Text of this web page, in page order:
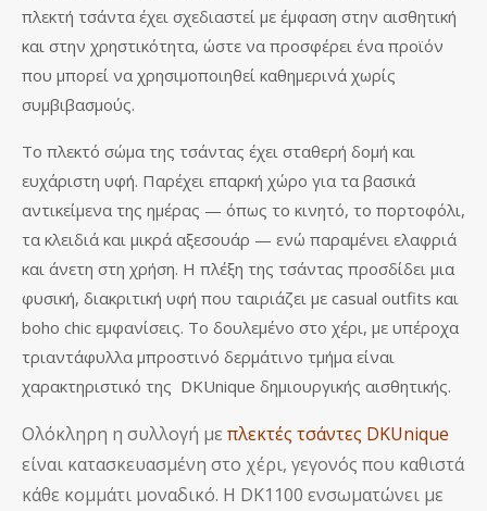
πλεκτή τσάντα έχει σχεδιαστεί με έμφαση στην αισθητική
και στην χρηστικότητα, ώστε να προσφέρει ένα προϊόν
που μπορεί να χρησιμοποιηθεί καθημερινά χωρίς
συμβιβασμούς.
Το πλεκτό σώμα της τσάντας έχει σταθερή δομή και
ευχάριστη υφή. Παρέχει επαρκή χώρο για τα βασικά
αντικείμενα της ημέρας — όπως το κινητό, το πορτοφόλι,
τα κλειδιά και μικρά αξεσουάρ — ενώ παραμένει ελαφριά
και άνετη στη χρήση. Η πλέξη της τσάντας προσδίδει μια
φυσική, διακριτική υφή που ταιριάζει με casual outfits και
boho chic εμφανίσεις. To δουλεμένο στο χέρι, με υπέροχα
τριαντάφυλλα μπροστινό δερμάτινο τμήμα είναι
χαρακτηριστικό της DKUnique δημιουργικής αισθητικής.
Ολόκληρη η συλλογή με πλεκτές τσάντες DKUnique
είναι κατασκευασμένη στο χέρι, γεγονός που καθιστά
κάθε κομμάτι μοναδικό. Η DK1100 ενσωματώνει με